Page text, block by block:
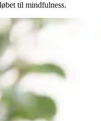
til mindfulness.